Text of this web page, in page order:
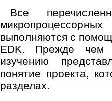
Все
выполняются с
EDK. Прежде чем
изучению
понятие проекта,
разделах.